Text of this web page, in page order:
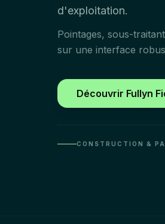
d'exploitation.
Pointages, sous-
sur une interface
Découvrir Fullyn
CONSTRUCTION &